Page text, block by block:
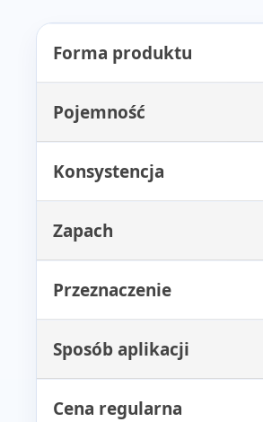
Forma produktu
Pojemność
Konsystencja
Zapach
Przeznaczenie
Sposób aplikacji
Cena regularna